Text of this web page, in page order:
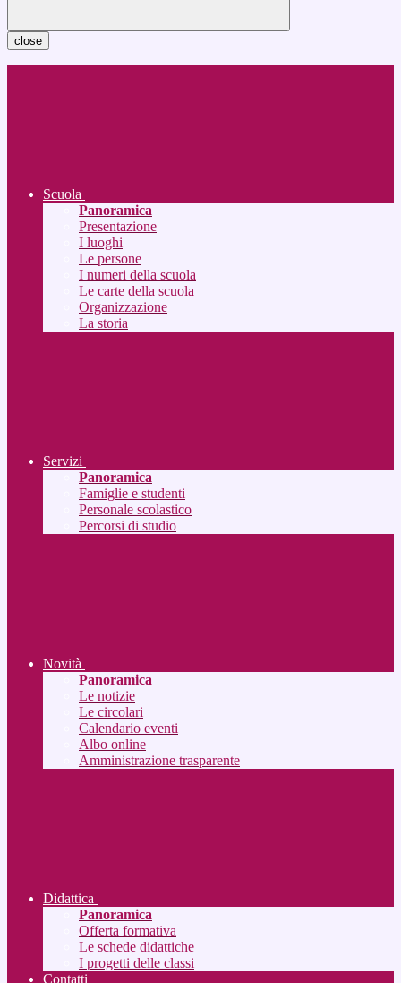
close
Scuola
Panoramica
Presentazione
I luoghi
Le persone
I numeri della scuola
Le carte della scuola
Organizzazione
La storia
Servizi
Panoramica
Famiglie e studenti
Personale scolastico
Percorsi di studio
Novità
Panoramica
Le notizie
Le circolari
Calendario eventi
Albo online
Amministrazione trasparente
Didattica
Panoramica
Offerta formativa
Le schede didattiche
I progetti delle classi
Contatti